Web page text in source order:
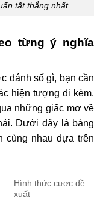
tất thắng nhất
từng ý nghĩa
đánh số gì, bạn cần
hiện tượng đi kèm.
những giấc mơ về
Dưới đây là bảng
cùng nhau dựa trên
Hình thức cược đề
xuất